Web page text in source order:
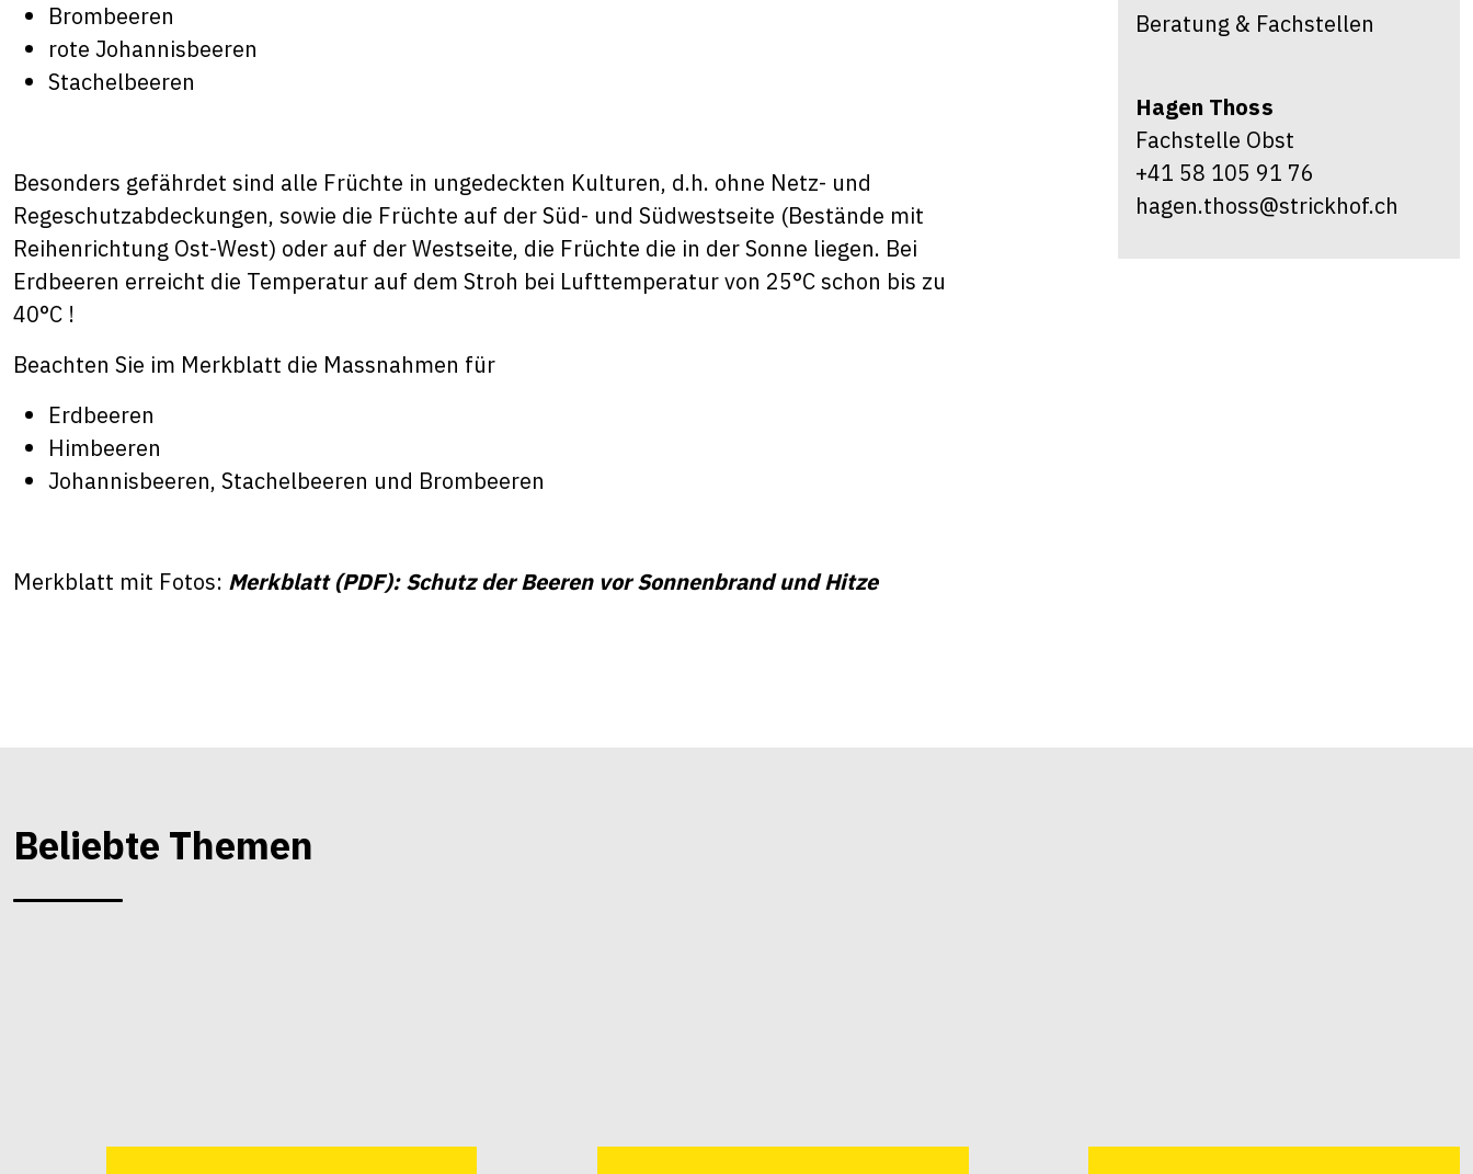
Brombeeren
rote Johannisbeeren
Stachelbeeren
Besonders gefährdet sind alle Früchte in ungedeckten Kulturen, d.h. ohne Netz- und
Regeschutzabdeckungen, sowie die Früchte auf der Süd- und Südwestseite (Bestände mit
Reihenrichtung Ost-West) oder auf der Westseite, die Früchte die in der Sonne liegen. Bei
Erdbeeren erreicht die Temperatur auf dem Stroh bei Lufttemperatur von 25°C schon bis zu
40°C !
Beachten Sie im Merkblatt die Massnahmen für
Erdbeeren
Himbeeren
Johannisbeeren, Stachelbeeren und Brombeeren
Merkblatt mit Fotos: Merkblatt (PDF): Schutz der Beeren vor Sonnenbrand und Hitze
Beratung & Fachstellen
Hagen Thoss
Fachstelle Obst
+41 58 105 91 76
hagen.thoss@strickhof.ch
Beliebte Themen